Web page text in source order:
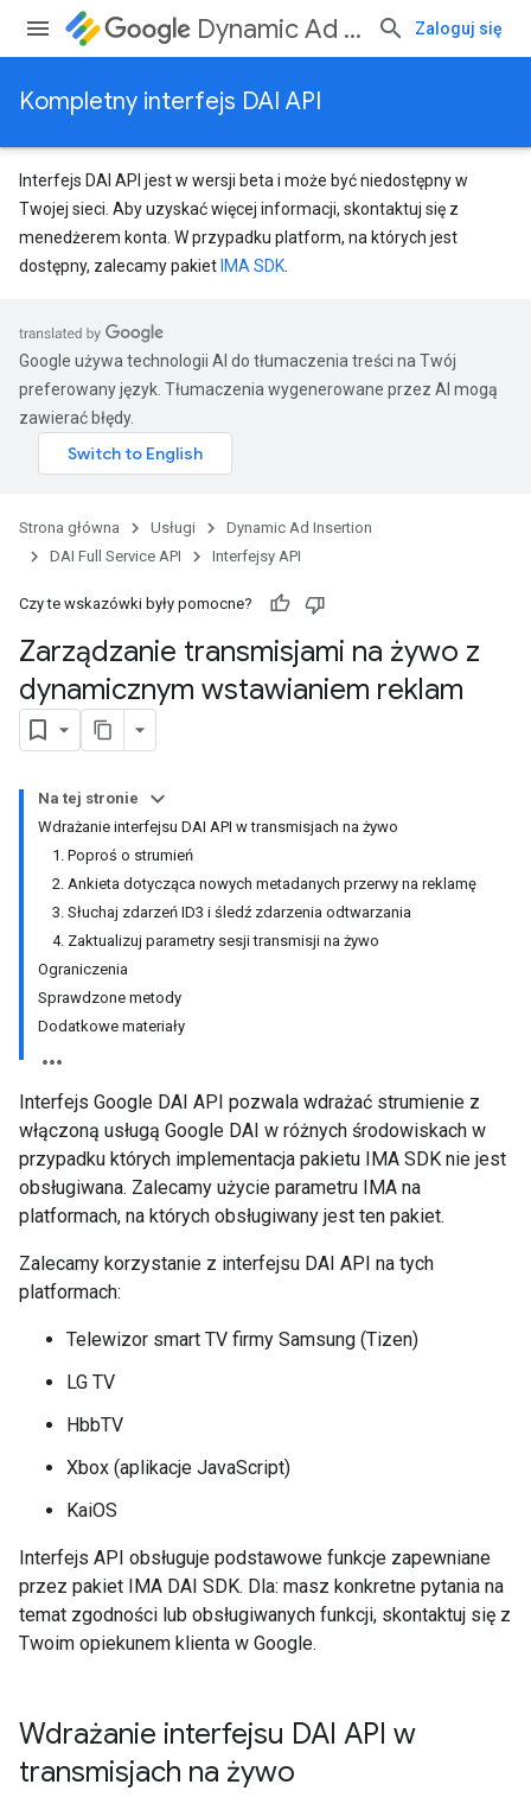
Dynamic Ad Insertion Zaloguj się
Kompletny interfejs DAI API
Interfejs DAI API jest w wersji beta i może być niedostępny w
Twojej sieci. Aby uzyskać więcej informacji, skontaktuj się z
menedżerem konta. W przypadku platform, na których jest
dostępny, zalecamy pakiet IMA SDK
Google używa technologii AI do tłumaczenia treści na Twój
preferowany język. Tłumaczenia wygenerowane przez AI mogą
zawierać błędy.
Strona główna Usługi
Dynamic Ad Insertion
DAI Full Service API
Interfejsy API
Czy te wskazówki były pomocne?
Zarządzanie transmisjami na żywo z
dynamicznym wstawianiem reklam
Na tej stronie
Wdrażanie interfejsu DAI API w transmisjach na żywo
1. Poproś o strumień
2. Ankieta dotycząca nowych metadanych przerwy na reklamę
3. Słuchaj zdarzeń ID3 i śledź zdarzenia odtwarzania
4. Zaktualizuj parametry sesji transmisji na żywo
Ograniczenia
Sprawdzone metody
Dodatkowe materiały
Interfejs Google DAI API pozwala wdrażać strumienie z
włączoną usługą Google DAI w różnych środowiskach w
przypadku których implementacja pakietu IMA SDK nie jest
obsługiwana. Zalecamy użycie parametru IMA na
platformach, na których obsługiwany jest ten pakiet.
Zalecamy korzystanie z interfejsu DAI API na tych
platformach:
Telewizor smart TV firmy Samsung (Tizen)
LG TV
HbbTV
Xbox (aplikacje JavaScript)
KaiOS
Interfejs API obsługuje podstawowe funkcje zapewniane
przez pakiet IMA DAI SDK. Dla: masz konkretne pytania na
temat zgodności lub obsługiwanych funkcji, skontaktuj się z
Twoim opiekunem klienta w Google.
Wdrażanie interfejsu DAI API w
transmisjach na żywo